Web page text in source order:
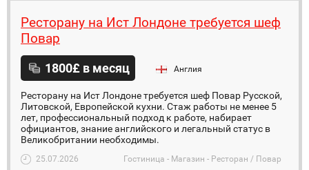
Ресторану на Ист Лондоне требуется шеф
Повар
1800£ в месяц Англия
Ресторану на Ист Лондоне требуется шеф Повар Русской,
Литовской, Европейской кухни. Стаж работы не менее 5
лет, профессиональный подход к работе, набирает
официантов, знание английского и легальный статус в
Великобритании необходимы.
25.07.2026 Гостиница - Магазин - Ресторан / Повар